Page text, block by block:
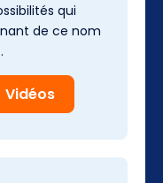
qui
de ce nom
Vidéos